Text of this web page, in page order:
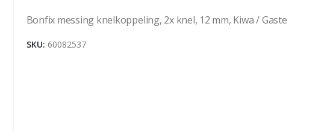
Bonfix messing knelkoppeling, 2x knel, 12 mm, Kiwa / Gaste
SKU: 60082537